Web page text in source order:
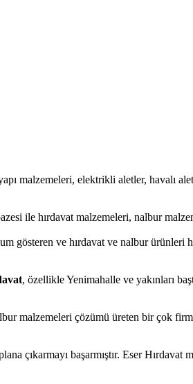
malzemeleri, elektrikli aletler, havalı
ile hırdavat malzemeleri, nalbur
gösteren ve hırdavat ve nalbur
, özellikle Yenimahalle ve yakınları
malzemeleri çözümü üreten bir çok
çıkarmayı başarmıştır. Eser Hırdavat